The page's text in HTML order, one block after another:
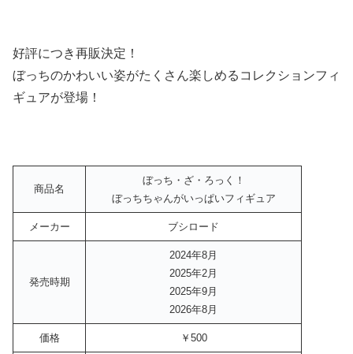
好評につき再販決定！
ぼっちのかわいい姿がたくさん楽しめるコレクションフィ
ギュアが登場！
商品名
ぼっち・ざ・ろっく！
ぼっちちゃんがいっぱいフィギュア
メーカー ブシロード
発売時期
2024年8月
2025年2月
2025年9月
2026年8月
価格 ￥500